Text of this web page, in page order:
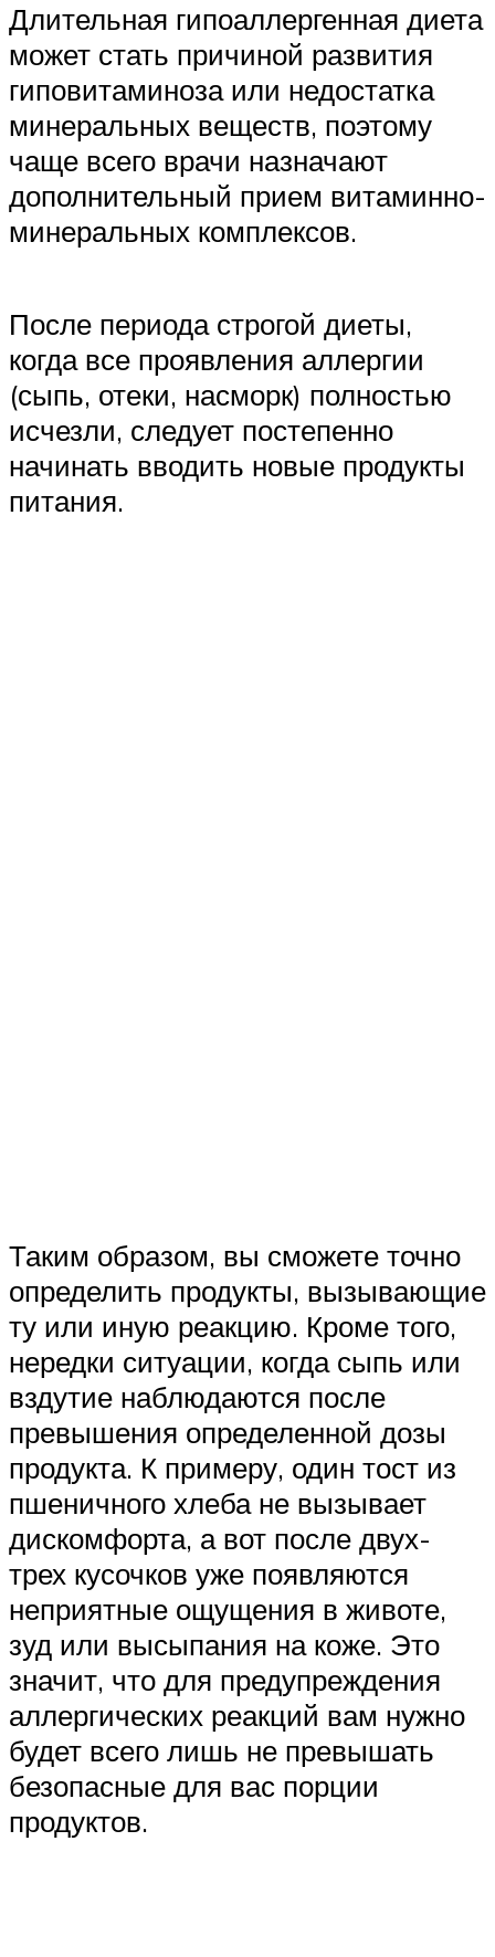
Длительная гипоаллергенная диета
может стать причиной развития
гиповитаминоза или недостатка
минеральных веществ, поэтому
чаще всего врачи назначают
дополнительный прием витаминно-
минеральных комплексов.
После периода строгой диеты,
когда все проявления аллергии
(сыпь, отеки, насморк) полностью
исчезли, следует постепенно
начинать вводить новые продукты
питания.
Таким образом, вы сможете точно
определить продукты, вызывающие
ту или иную реакцию. Кроме того,
нередки ситуации, когда сыпь или
вздутие наблюдаются после
превышения определенной дозы
продукта. К примеру, один тост из
пшеничного хлеба не вызывает
дискомфорта, а вот после двух-
трех кусочков уже появляются
неприятные ощущения в животе,
зуд или высыпания на коже. Это
значит, что для предупреждения
аллергических реакций вам нужно
будет всего лишь не превышать
безопасные для вас порции
продуктов.